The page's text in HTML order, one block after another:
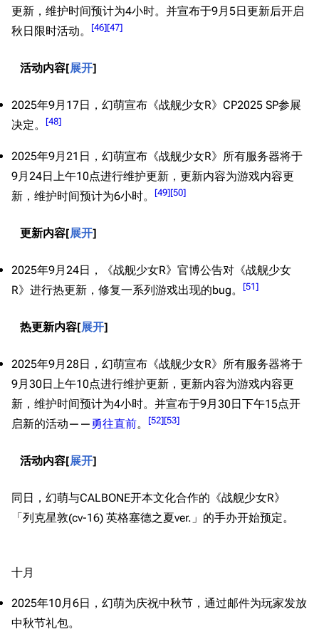
更新，维护时间预计为4小时。并宣布于9月5日更新后开启
秋日限时活动。
[46][47]
展开
活动内容
2025年9月17日，幻萌宣布《战舰少女R》CP2025 SP参展
决定。
[48]
2025年9月21日，幻萌宣布《战舰少女R》所有服务器将于
9月24日上午10点进行维护更新，更新内容为游戏内容更
新，维护时间预计为6小时。
[49][50]
展开
更新内容
2025年9月24日，《战舰少女R》官博公告对《战舰少女
R》进行热更新，修复一系列游戏出现的bug。
[51]
展开
热更新内容
2025年9月28日，幻萌宣布《战舰少女R》所有服务器将于
9月30日上午10点进行维护更新，更新内容为游戏内容更
新，维护时间预计为4小时。并宣布于9月30日下午15点开
启新的活动—— 勇往直前。 [52][53]
展开
活动内容
同日，幻萌与CALBONE开本文化合作的《战舰少女R》
「列克星敦(cv-16) 英格塞德之夏ver.」的手办开始预定。
十月
2025年10月6日，幻萌为庆祝中秋节，通过邮件为玩家发放
中秋节礼包。